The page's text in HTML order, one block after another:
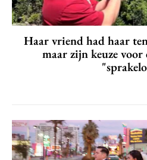
Haar vriend had haar
maar zijn keuze